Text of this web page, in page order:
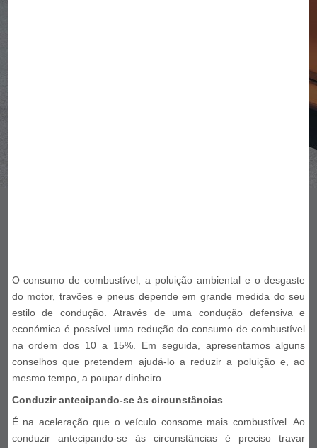
O consumo de combustível, a poluição ambiental e o desgaste
do motor, travões e pneus depende em grande medida do seu
estilo de condução. Através de uma condução defensiva e
económica é possível uma redução do consumo de combustível
na ordem dos 10 a 15%. Em seguida, apresentamos alguns
conselhos que pretendem ajudá-lo a reduzir a poluição e, ao
mesmo tempo, a poupar dinheiro.
Conduzir antecipando-se às circunstâncias
É na aceleração que o veículo consome mais combustível. Ao
conduzir antecipando-se às circunstâncias é preciso travar